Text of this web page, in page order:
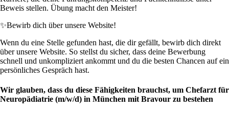
Beweis stellen. Übung macht den Meister!
✨Bewirb dich über unsere Website!
Wenn du eine Stelle gefunden hast, die dir gefällt, bewirb dich direkt
über unsere Website. So stellst du sicher, dass deine Bewerbung
schnell und unkompliziert ankommt und du die besten Chancen auf ein
persönliches Gespräch hast.
Wir glauben, dass du diese Fähigkeiten brauchst, um Chefarzt für
Neuropädiatrie (m/w/d) in München mit Bravour zu bestehen